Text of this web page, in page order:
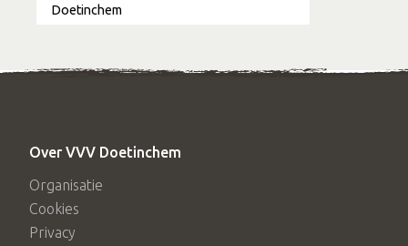
Doetinchem
Over VVV Doetinchem
Organisatie
Cookies
Privacy